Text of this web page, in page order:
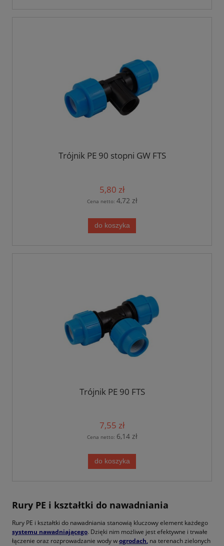
Trójnik PE 90 stopni GW FTS
5,80 zł
Cena netto: 4,72 zł
do koszyka
Trójnik PE 90 FTS
7,55 zł
Cena netto: 6,14 zł
do koszyka
Rury PE i kształtki do nawadniania
Rury PE i kształtki do nawadniania stanowią kluczowy element każdego
systemu nawadniającego. Dzięki nim możliwe jest efektywne i trwałe
łączenie oraz rozprowadzanie wody wogrodach, na terenach zielonych